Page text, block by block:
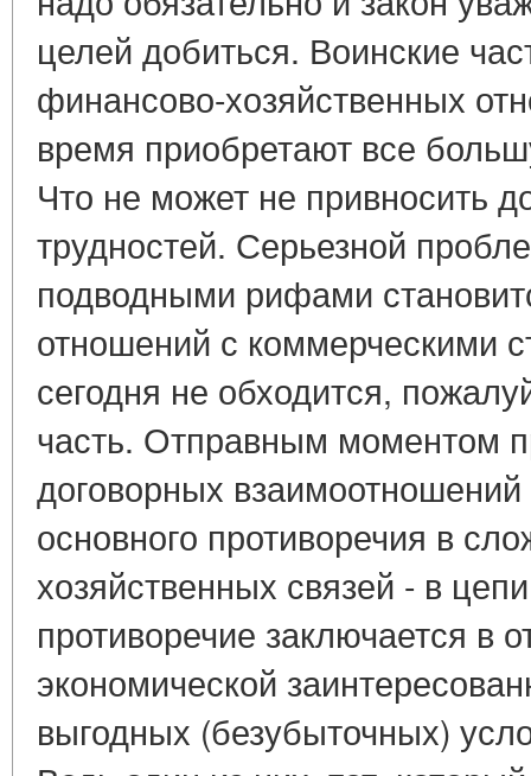
целей добиться. Воинские
финансово-хозяйственных
время приобретают все
Что не может не привносить
трудностей. Серьезной
подводными рифами
отношений с коммерческими
сегодня не обходится,
часть. Отправным моментом
договорных
основного противоречия в
хозяйственных связей - в
противоречие заключается в
экономической
выгодных (безубыточных)